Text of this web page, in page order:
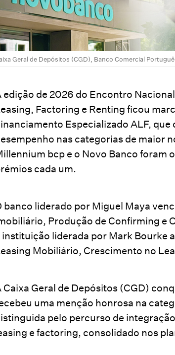
Geral de Depósitos (CGD), Banco Comercial
edição de 2026 do Encontro
Factoring e Renting ficou
Especializado ALF,
nas categorias de maior
bcp e o Novo Banco foram
cada um.
banco liderado por Miguel Maya
Produção de Confirming e
instituição liderada por Mark Bourke
Mobiliário, Crescimento no
Caixa Geral de Depósitos (CGD)
uma menção honrosa na
pelo percurso de
e factoring, consolidado nos